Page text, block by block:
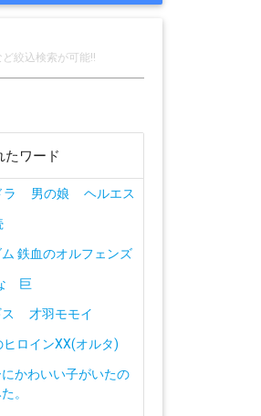
たワード
男の娘
ヘルエス
鉄血のオルフェンズ
巨
才羽モモイ
ヒロインXX(オルタ)
かわいい子がいたの
。